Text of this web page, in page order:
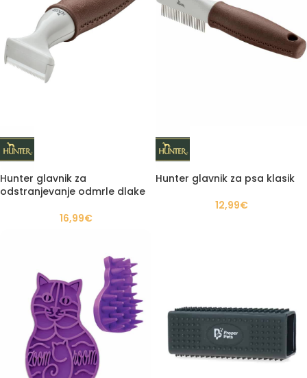
Hunter glavnik za
odstranjevanje odmrle dlake
16,99€
Hunter glavnik za psa klasik
12,99€